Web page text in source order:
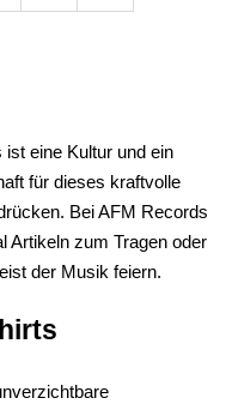
eine Kultur und ein
für dieses kraftvolle
Bei AFM Records
Artikeln zum Tragen oder
der Musik feiern.